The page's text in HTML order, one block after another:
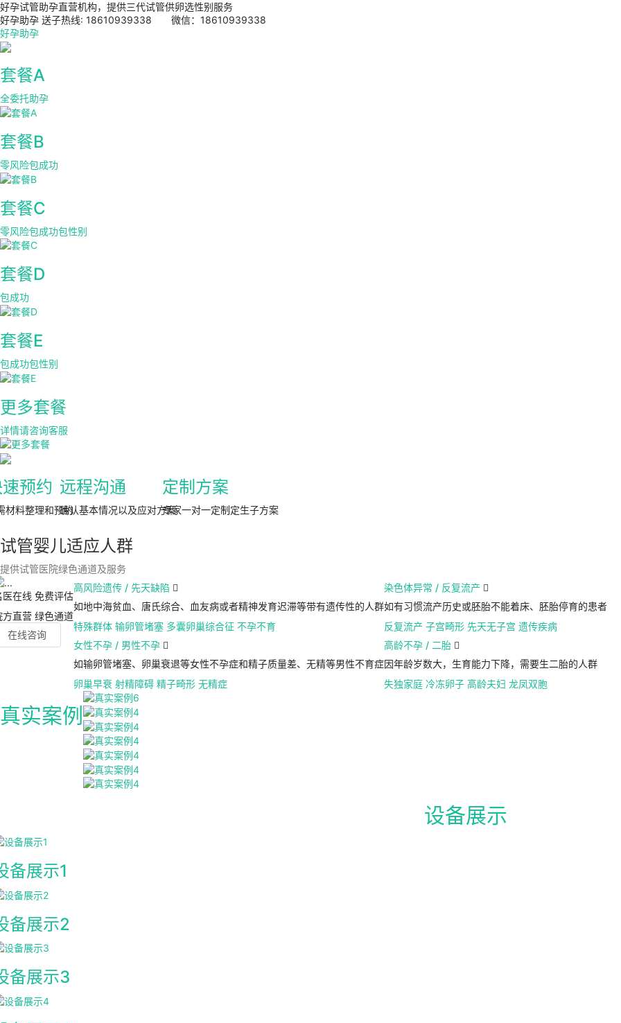
好孕试管助孕直营机构，提供三代试管供卵选性别服务
好孕助孕 送子热线: 18610939338 微信：18610939338
好孕助孕
套餐A
全委托助孕
套餐B
零风险包成功
套餐C
零风险包成功包性别
套餐D
包成功
套餐E
包成功包性别
更多套餐
详情请咨询客服
预约
材料整理和预约
远程沟通
确认基本情况以及应对方案
定制方案
专家一对一定制定生子方案
试管婴儿适应人群
提供试管医院绿色通道及服务
医在线 免费评估
方直营 绿色通道
在线咨询
高风险遗传 / 先天缺陷 
如地中海贫血、唐氏综合、血友病或者精神发育迟滞等带有遗传性的人群
特殊群体 输卵管堵塞 多囊卵巢综合征 不孕不育
女性不孕 / 男性不孕 
如输卵管堵塞、卵巢衰退等女性不孕症和精子质量差、无精等男性不育症
卵巢早衰 射精障碍 精子畸形 无精症
染色体异常 / 反复流产 
如有习惯流产历史或胚胎不能着床、胚胎停育的患者
反复流产 子宫畸形 先天无子宫 遗传疾病
高龄不孕 / 二胎 
因年龄岁数大，生育能力下降，需要生二胎的人群
失独家庭 冷冻卵子 高龄夫妇 龙凤双胞
真实案例
设备展示
备展示1
备展示2
备展示3